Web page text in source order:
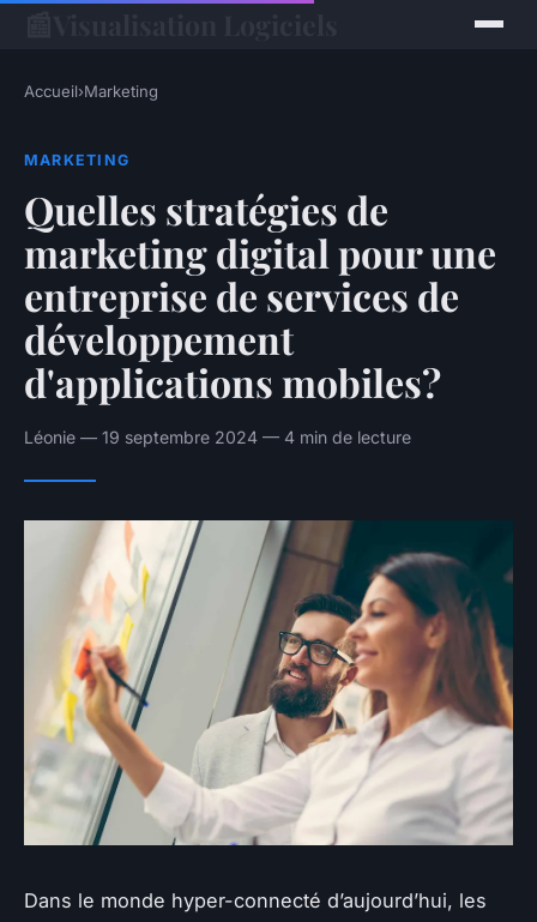
Accueil›Marketing
MARKETING
Quelles stratégies de
marketing digital pour une
entreprise de services de
développement
d'applications mobiles?
Léonie — 19 septembre 2024 — 4 min de lecture
Dans le monde hyper-connecté d’aujourd’hui, les